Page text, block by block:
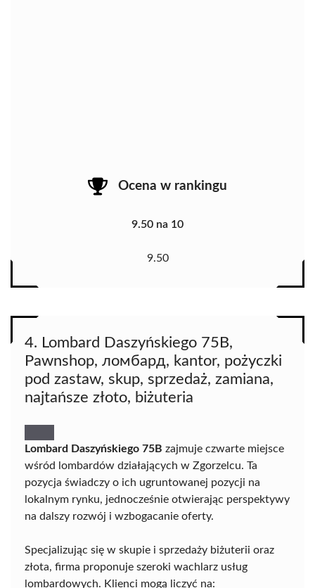
Ocena w rankingu
9.50 na 10
9.50
4. Lombard Daszyńskiego 75B,
Pawnshop, ломбард, kantor, pożyczki
pod zastaw, skup, sprzedaż, zamiana,
najtańsze złoto, biżuteria
Lombard Daszyńskiego 75B zajmuje czwarte miejsce
wśród lombardów działających w Zgorzelcu. Ta
pozycja świadczy o ich ugruntowanej pozycji na
lokalnym rynku, jednocześnie otwierając perspektywy
na dalszy rozwój i wzbogacanie oferty.
Specjalizując się w skupie i sprzedaży biżuterii oraz
złota, firma proponuje szeroki wachlarz usług
lombardowych. Klienci mogą liczyć na: